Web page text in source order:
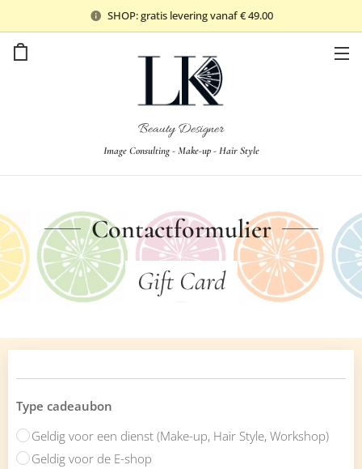
SHOP: gratis levering vanaf € 49.00
Beauty Designer
Image Consulting - Make-up - Hair Style
Contactformulier
Gift Card
Type cadeaubon
Geldig voor een dienst (Make-up, Hair Style, Workshop)
Geldig voor de E-shop